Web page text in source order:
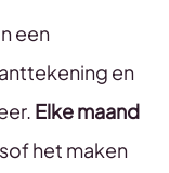
een
en
Elke maand
het maken